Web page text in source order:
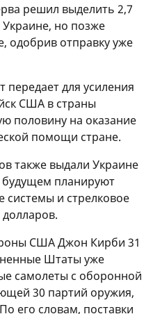
решил выделить 2,7
но позже
одобрив отправку уже
для усиления
США в страны
половину на оказание
помощи стране.
также выдали Украине
будущем планируют
системы и стрелковое
США Джон Кирби 31
Штаты уже
самолеты с оборонной
30 партий оружия,
его словам, поставки